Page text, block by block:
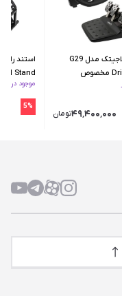
فرمان بازی لاجیتک مدل G29
Driving Force مخصوص
۴۹٬۴۰۰٬۰۰۰تومان
Stand
موجود در
5%